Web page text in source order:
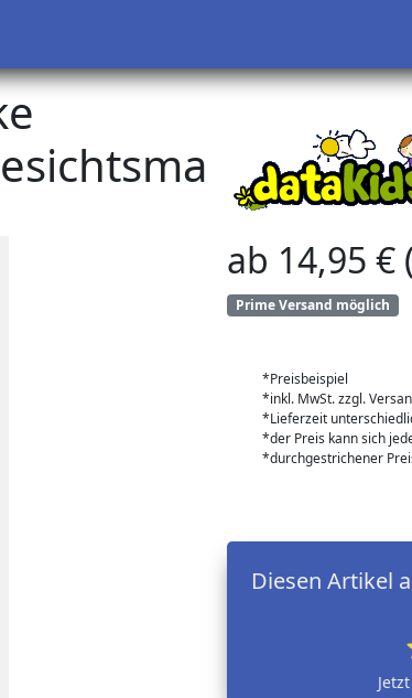
ab 14,95 €
Prime Versand möglich
*Preisbeispiel
*inkl. MwSt. zzgl.
*Lieferzeit
*der Preis kann sich
*durchgestrichener
Diesen Artikel